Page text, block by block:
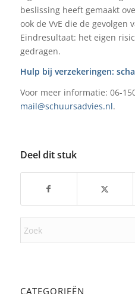
beslissing heeft gemaakt
ook de VvE die de
Eindresultaat: het eigen
gedragen.
Hulp bij verzekeringen:
Voor meer informatie: 06-
mail@schuursadvies.nl.
Deel dit stuk